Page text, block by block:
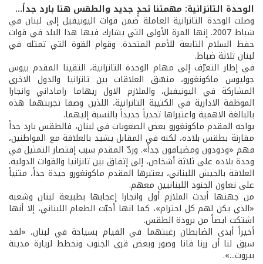
الوحدة التانزانية: مهمتنا تحدٍٍ جديد والطقس هنا بارد جداً...
وصلت الوحدة التانزانية العاملة ضمن قوات اليونيفيل إلى لبنان في
شباط 2007. إنها المرة الأولى التي يشارك فيها هذا البلد في قوات
حفظ السلام التابعة للأمم المتحدة. وقوام القوة التي تمثله في
لبنان ثلاثة ضباط.
في إطار التعرّف إلى مهام الوحدة التانزانية، التقينا المقدم بيوس
جوليوس ماكونغورو، منسّق العلاقات بين تانزانيا والدول الاخرى
المشاركة في اليونيفيل، والملازم الاول ريهاما راماداني وانجارا
الموظفة الادارية في الكتيبة التانزانية، اللذين وصفا تجربتهما هذه
بالبالغة الاهمية واعتبراها تحدياً جديداً بالنسبة إليهما.
يواجه المقدم ماكونغورو بعض الصعوبات في لبنان، فالطقس بارد جداً
مقارنة بطقس بلاده، لكنه في المقابل يشيد بالعلاقة مع المواطنين،
فهم «ودودون ومضيافون جداً». وردّ المقدم سبب إقتصار التمثيل في
وحدة بلاده على ثلاثة أشخاص، إلى إتفاق بين تانزانيا والقوات الدولية.
العلاقة بالجيش اللبناني، يعتبرها المقدم ماكونغورو جيدة جداً، مثنياً
على تعاون الجنود اللبنانيين معهم.
من جهتها أبدت الملازم أول وانجارا إعجابها بطبيعة لبنان وشعبه
«الذي يكن لهم كل احترام»، كما انها أحبّت الطعام اللبناني، إلا أنها
اشتكت ايضاً من برودة الطقس.
أخيراً أبدى الضابطان رغبتهما في القيام بسياحة في لبنان، «لقد
سبق لنا أن زرنا قانا وصور وبعض قرى الجنوب ونخطط لزيارة مدينة
بيروت...».